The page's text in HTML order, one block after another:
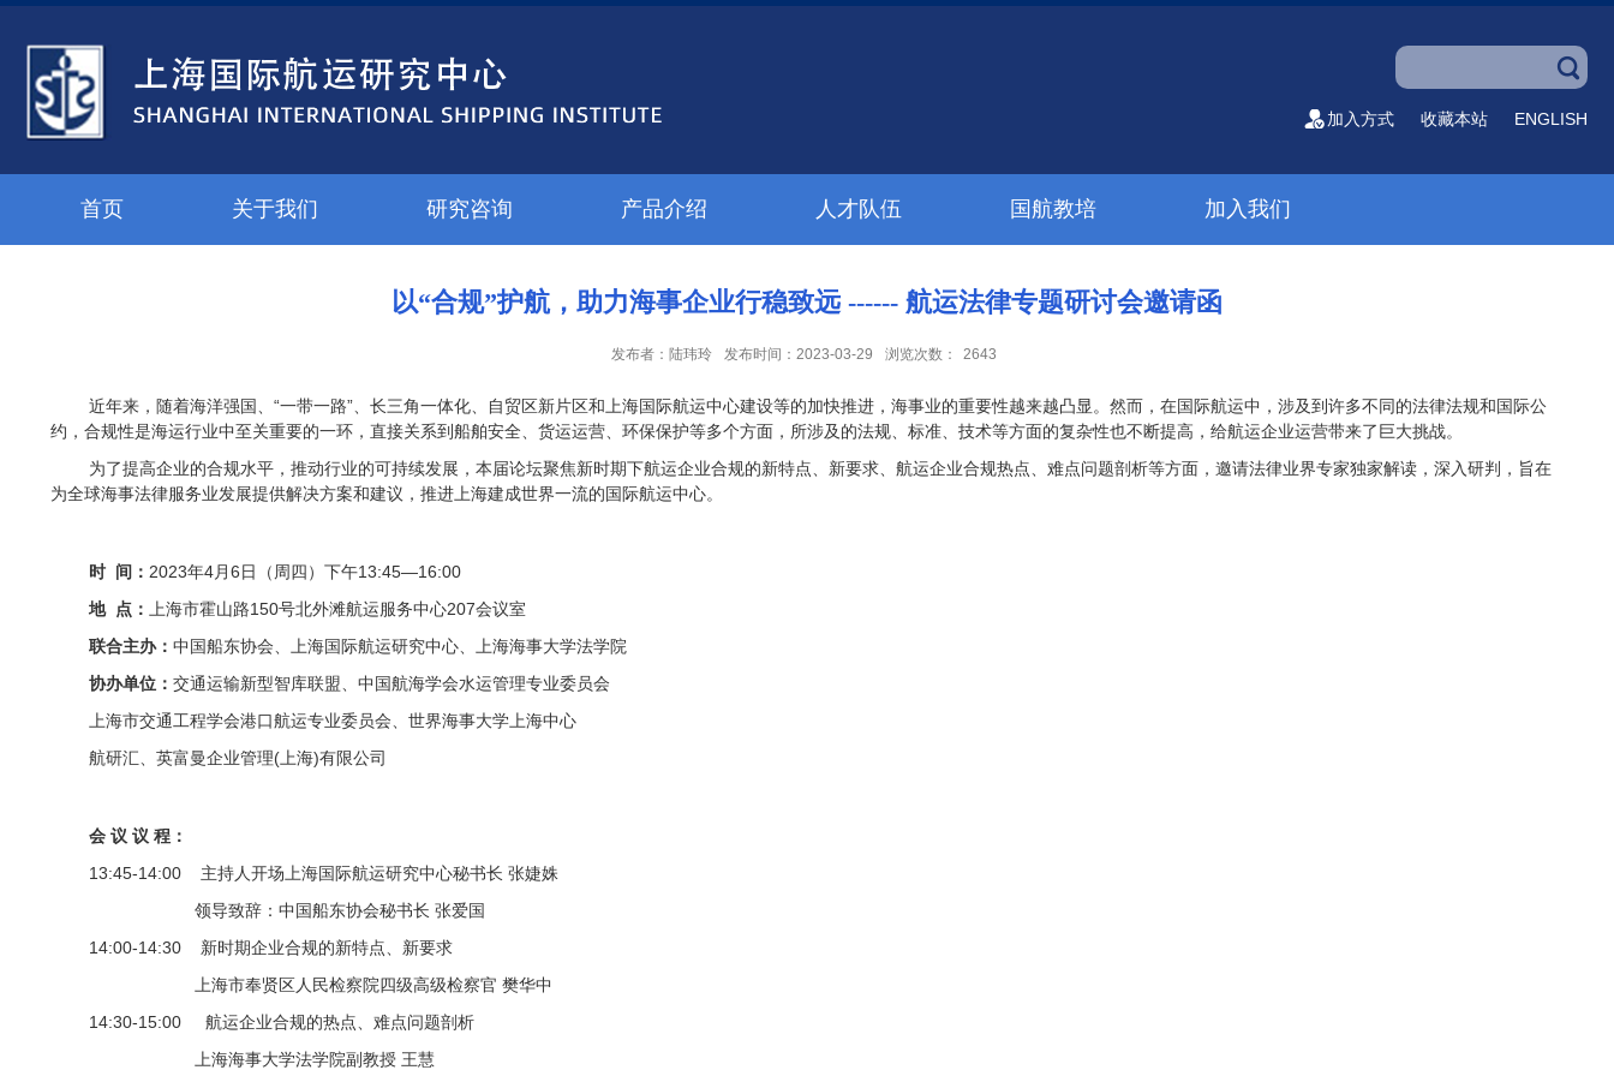
加入方式 收藏本站 ENGLISH
首页 关于我们 研究咨询 产品介绍 人才队伍 国航教培 加入我们
以“合规”护航，助力海事企业行稳致远 ------ 航运法律专题研讨会邀请函
发布者：陆玮玲 发布时间：2023-03-29 浏览次数： 2643
近年来，随着海洋强国、“一带一路”、长三角一体化、自贸区新片区和上海国际航运中心建设等的加快推进，海事业的重要性越来越凸显。然而，在国际航运中，涉及到许多不同的法律法规和国际公
约，合规性是海运行业中至关重要的一环，直接关系到船舶安全、货运运营、环保保护等多个方面，所涉及的法规、标准、技术等方面的复杂性也不断提高，给航运企业运营带来了巨大挑战。
为了提高企业的合规水平，推动行业的可持续发展，本届论坛聚焦新时期下航运企业合规的新特点、新要求、航运企业合规热点、难点问题剖析等方面，邀请法律业界专家独家解读，深入研判，旨在
为全球海事法律服务业发展提供解决方案和建议，推进上海建成世界一流的国际航运中心。
时 间： 2023年4月6日（周四）下午13:45—16:00
地 点：
上海市霍山路150号北外滩航运服务中心207会议室
联合主办： 中国船东协会、上海国际航运研究中心、上海海事大学法学院
协办单位： 交通运输新型智库联盟、中国航海学会水运管理专业委员会
上海市交通工程学会港口航运专业委员会、世界海事大学上海中心
航研汇、英富曼企业管理(上海)有限公司
会 议 议 程：
13:45-14:00 主持人开场上海国际航运研究中心秘书长 张婕姝
领导致辞：中国船东协会秘书长 张爱国
14:00-14:30 新时期企业合规的新特点、新要求
上海市奉贤区人民检察院四级高级检察官 樊华中
14:30-15:00 航运企业合规的热点、难点问题剖析
上海海事大学法学院副教授 王慧